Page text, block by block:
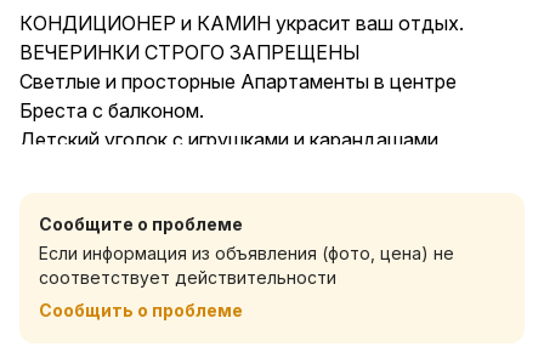
КОНДИЦИОНЕР и КАМИН украсит ваш отдых.
ВЕЧЕРИНКИ СТРОГО ЗАПРЕЩЕНЫ
Светлые и просторные Апартаменты в центре
Бреста с балконом.
Детский уголок с игрушками и карандашами
ребёнка.
Стоимость указана за 1чел. Следующие гости +20 руб.с
человека. Задаток. Это гарантия ваших серьёзных
намерений.
С ЖИВОТНЫМИ не принимаем.
При заселении необходим паспорт. При этом копии
Сообщите о проблеме
Если информация из объявления (фото, цена) не
соответствует действительности
Сообщить о проблеме